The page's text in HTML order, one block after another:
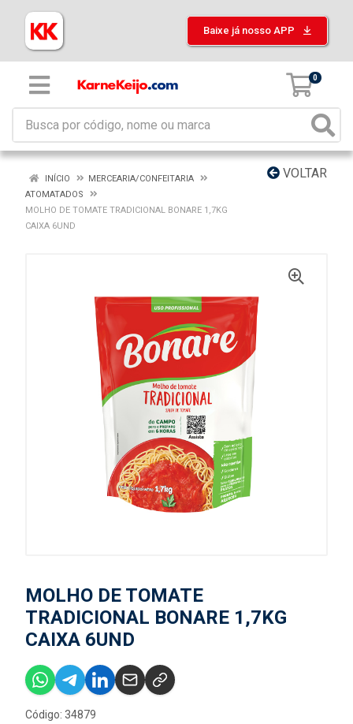
Baixe já nosso APP
0
VOLTAR
INÍCIO
MERCEARIA/CONFEITARIA
ATOMATADOS
MOLHO DE TOMATE TRADICIONAL BONARE 1,7KG
CAIXA 6UND
MOLHO DE TOMATE
TRADICIONAL BONARE 1,7KG
CAIXA 6UND
Código: 34879